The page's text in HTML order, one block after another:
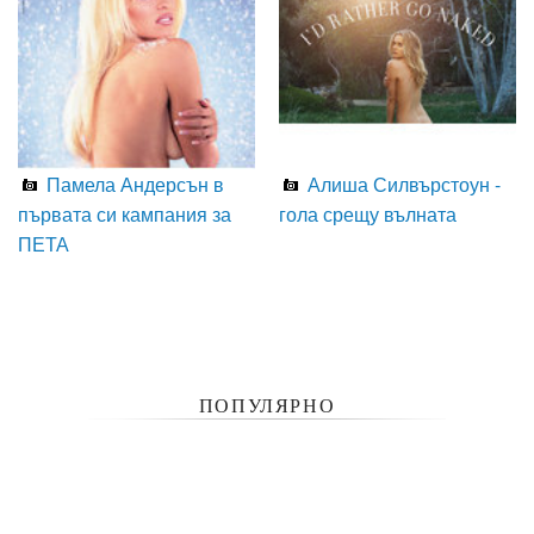
Памела Андерсън в
първата си кампания за
ПЕТА
Алиша Силвърстоун -
гола срещу вълната
ПОПУЛЯРНО